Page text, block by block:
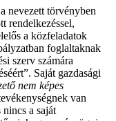
nevezett törvényben
rendelkezéssel,
a közfeladatok
foglaltaknak
szerv számára
Saját gazdasági
nem képes
van
a saját